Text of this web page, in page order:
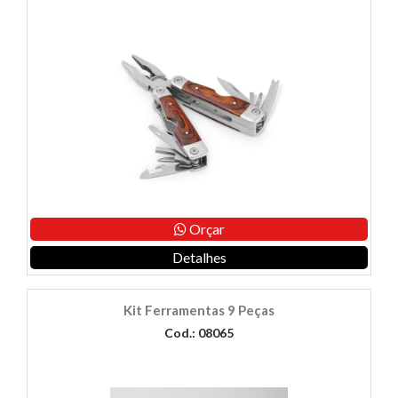
Orçar
Detalhes
Kit Ferramentas 9 Peças
Cod.: 08065